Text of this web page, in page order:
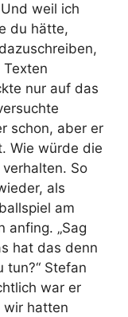
weil ich
du hätte,
nur auf das
schon, aber er
Wie würde die
So
als
am
anfing. „Sag
hat das denn
tun?“ Stefan
war er
wir hatten